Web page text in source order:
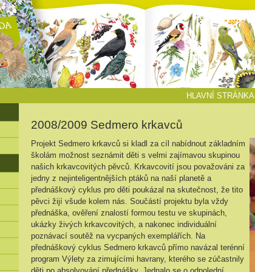
HLAVNÍ STRÁNKA
2008/2009 Sedmero krkavců
Projekt Sedmero krkavců si kladl za cíl nabídnout základním
školám možnost seznámit děti s velmi zajímavou skupinou
našich krkavcovitých pěvců. Krkavcovití jsou považováni za
jedny z nejinteligentnějších ptáků na naší planetě a
přednáškový cyklus pro děti poukázal na skutečnost, že tito
pěvci žijí všude kolem nás. Součástí projektu byla vždy
přednáška, ověření znalostí formou testu ve skupinách,
ukázky živých krkavcovitých, a nakonec individuální
poznávací soutěž na vycpaných exemplářích. Na
přednáškový cyklus Sedmero krkavců přímo navázal terénní
program Výlety za zimujícími havrany, kterého se zúčastnily